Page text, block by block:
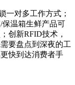
一对多工作方式；
/保温箱生鲜产品可
创新RFID技术，
需要盘点到深夜的工
更快到达消费者手